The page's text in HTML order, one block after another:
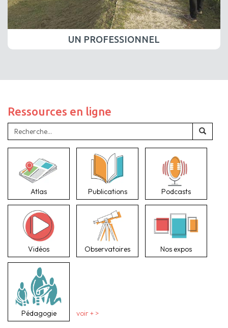
UN PROFESSIONNEL
Ressources en ligne
Atlas Publications Podcasts
Vidéos Observatoires Nos expos
Pédagogie voir + >